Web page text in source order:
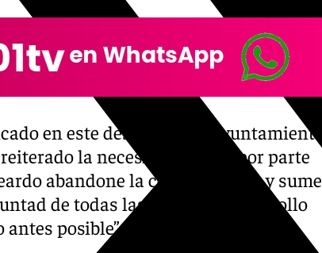
en este desarrollo, el Ayuntamiento
reiterado la necesidad de que por parte
abandone la confrontación y sume
de todas las partes, el desarrollo
antes posible”.